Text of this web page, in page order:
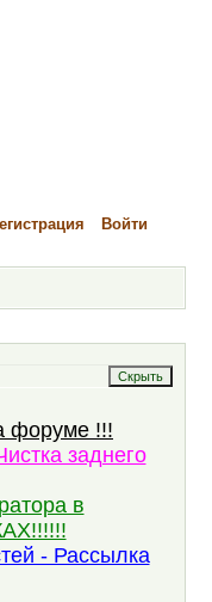
Войти
форуме !!!
заднего
в
- Рассылка